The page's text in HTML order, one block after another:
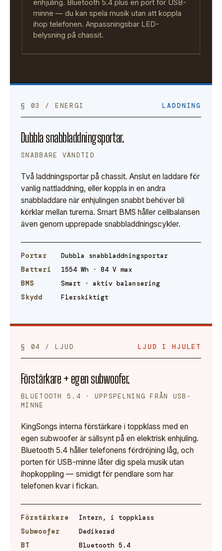
enhjuling. Bluetooth 5.4 plus en port för USB-
minne — du kan spela musik utan att koppla
ihop telefonen. Anpassningsbar LED-
belysning på chassit.
§ 03 / ENERGI LADDNING
Dubbla snabbladdningsportar.
SNABBARE VÄNDTID
Två laddningsportar på chassit. Anslut en laddare för
vanlig nattladdning, eller koppla in en andra
snabbladdare när enhjulingen snabbt behöver bli
körklar mellan turerna. Smart BMS håller cellbalansen
även genom upprepade snabbladdningscykler.
Portar
Dubbla snabbladdningsportar
Batteri
1554 Wh · 84 V max
BMS
Smart · aktiv balansering
Skydd
Flerskiktigt
§ 04 / LJUD LJUD I HJULET
Förstärkare + egen subwoofer.
BLUETOOTH 5.4 · UPPSPELNING FRÅN USB-
MINNE
KingSongs interna förstärkare i toppklass med en
egen subwoofer är sällsynt på en elektrisk enhjuling.
Bluetooth 5.4 håller telefonens fördröjning låg, och
porten för USB-minne låter dig spela musik utan
ihopkoppling — smidigt för pendlare som har
telefonen kvar i fickan.
Förstärkare
Intern, i toppklass
Subwoofer
Dedikerad
BT
Bluetooth 5.4